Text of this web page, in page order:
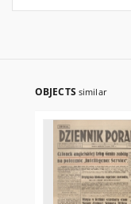
OBJECTS similar